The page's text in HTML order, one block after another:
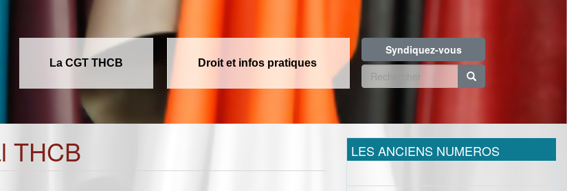
La CGT THCB Droit et infos pratiques
Syndiquez-vous
Formulaire
recherche
THCB LES ANCIENS NUMEROS